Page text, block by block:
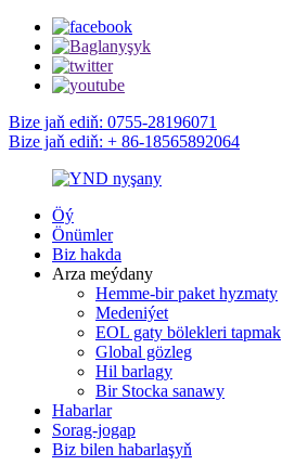
Bize jaň ediň: 0755-28196071
Bize jaň ediň: + 86-18565892064
Öý
Önümler
Biz hakda
Arza meýdany
Hemme-bir paket hyzmaty
Medeniýet
EOL gaty bölekleri tapmak
Global gözleg
Hil barlagy
Bir Stocka sanawy
Habarlar
Sorag-jogap
Biz bilen habarlaşyň